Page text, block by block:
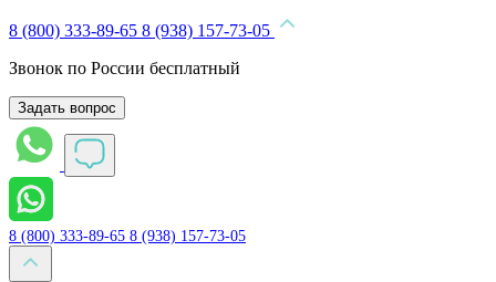
8 (800) 333-89-65 8 (938) 157-73-05
Звонок по России бесплатный
Задать вопрос
8 (800) 333-89-65 8 (938) 157-73-05